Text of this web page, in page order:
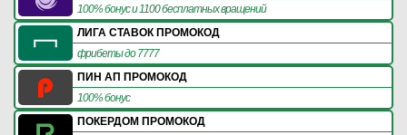
100% бонус и 1100 бесплатных вращений
ЛИГА СТАВОК ПРОМОКОД
фрибеты до 7777
ПИН АП ПРОМОКОД
100% бонус
ПОКЕРДОМ ПРОМОКОД